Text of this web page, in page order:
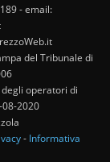
- email:
del Tribunale di
operatori di
08-2020
- Informativa